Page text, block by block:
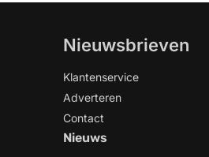
Nieuwsbrieven
Klantenservice
Adverteren
Contact
Nieuws